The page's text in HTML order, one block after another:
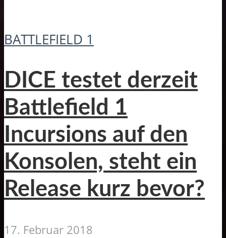
BATTLEFIELD 1
DICE testet derzeit
Battlefield 1
Incursions auf den
Konsolen, steht ein
Release kurz bevor?
17. Februar 2018